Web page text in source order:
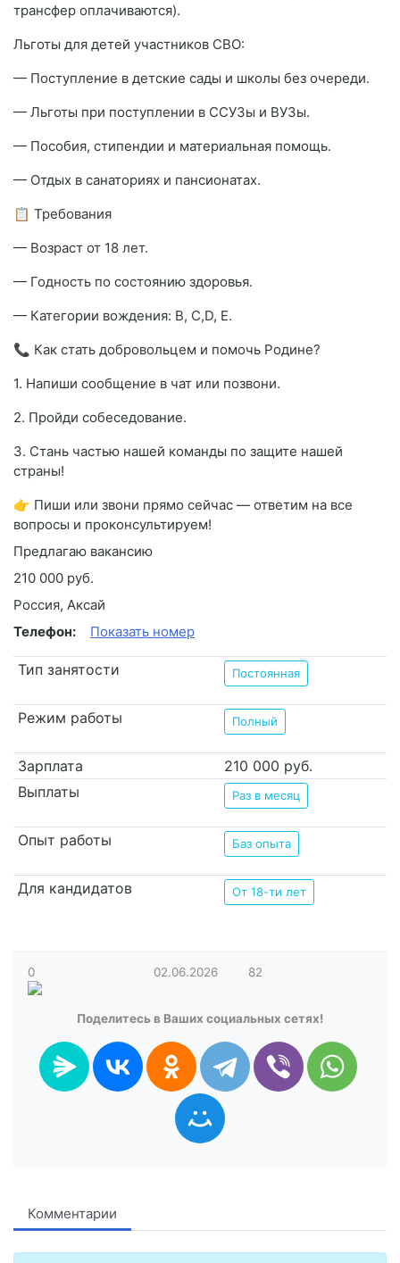
трансфер оплачиваются).
Льготы для детей участников СВО:
— Поступление в детские сады и школы без очереди.
— Льготы при поступлении в ССУЗы и ВУЗы.
— Пособия, стипендии и материальная помощь.
— Отдых в санаториях и пансионатах.
📋 Требования
— Возраст от 18 лет.
— Годность по состоянию здоровья.
— Категории вождения: В, С,D, Е.
📞 Как стать добровольцем и помочь Родине?
1. Напиши сообщение в чат или позвони.
2. Пройди собеседование.
3. Стань частью нашей команды по защите нашей
страны!
👉 Пиши или звони прямо сейчас — ответим на все
вопросы и проконсультируем!
Предлагаю вакансию
210 000 руб.
Россия, Аксай
Телефон:
Показать номер
Тип занятости Постоянная
Режим работы Полный
Зарплата
210 000 руб.
Выплаты
Раз в месяц
Опыт работы Баз опыта
Для кандидатов От 18-ти лет
0 02.06.2026 82
Поделитесь в Ваших социальных сетях!
Комментарии